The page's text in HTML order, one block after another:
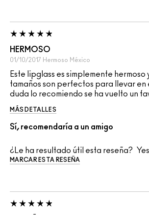
HERMOSO
01/10/2017 Hermoso México
Este lipglass es simplemente hermoso
tamaños son perfectos para llevar en
duda lo recomiendo se ha vuelto un
MÁS DETALLES
Sí, recomendaría a un amigo
¿Le ha resultado útil esta reseña?
MARCAR ESTA RESEÑA